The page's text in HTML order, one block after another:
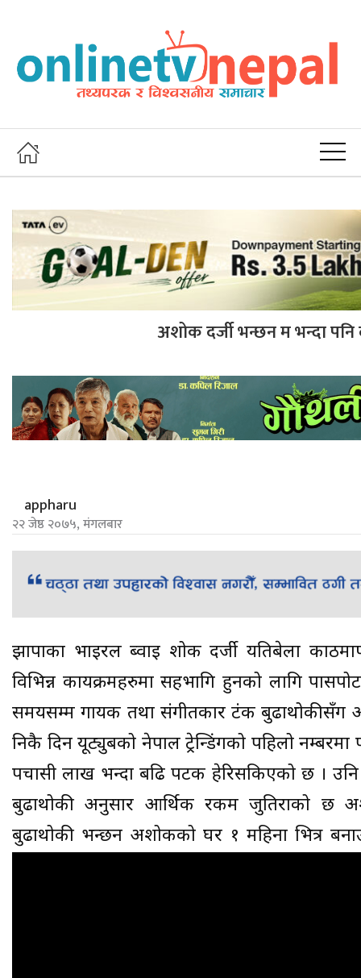
अशोक दर्जी भन्छन म भन्दा
appharu
२२ जेष्ठ २०७५, मंगलबार
झापाका भाईरल ब्वाई शोक दर्जी यतिबेला
विभिन्न कार्यक्रमहरुमा सहभागि हुनको लागि
समयसम्म गायक तथा संगीतकार टंक बुढाथोकीसँग
निकै दिन यूट्युबको नेपाल ट्रेन्डिंगको पहिलो
पचासी लाख भन्दा बढि पटक हेरिसकिएको छ ।
बुढाथोकी अनुसार आर्थिक रकम जुतिराको छ
बुढाथोकी भन्छन अशोकको घर १ महिना भित्र